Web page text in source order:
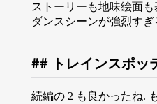
ストーリーも地味絵面
ダンスシーンが強烈すぎ
トレインスポッ
続編の 2 も良かったね.